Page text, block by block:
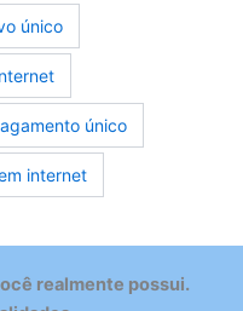
único
único
internet
realmente possui.